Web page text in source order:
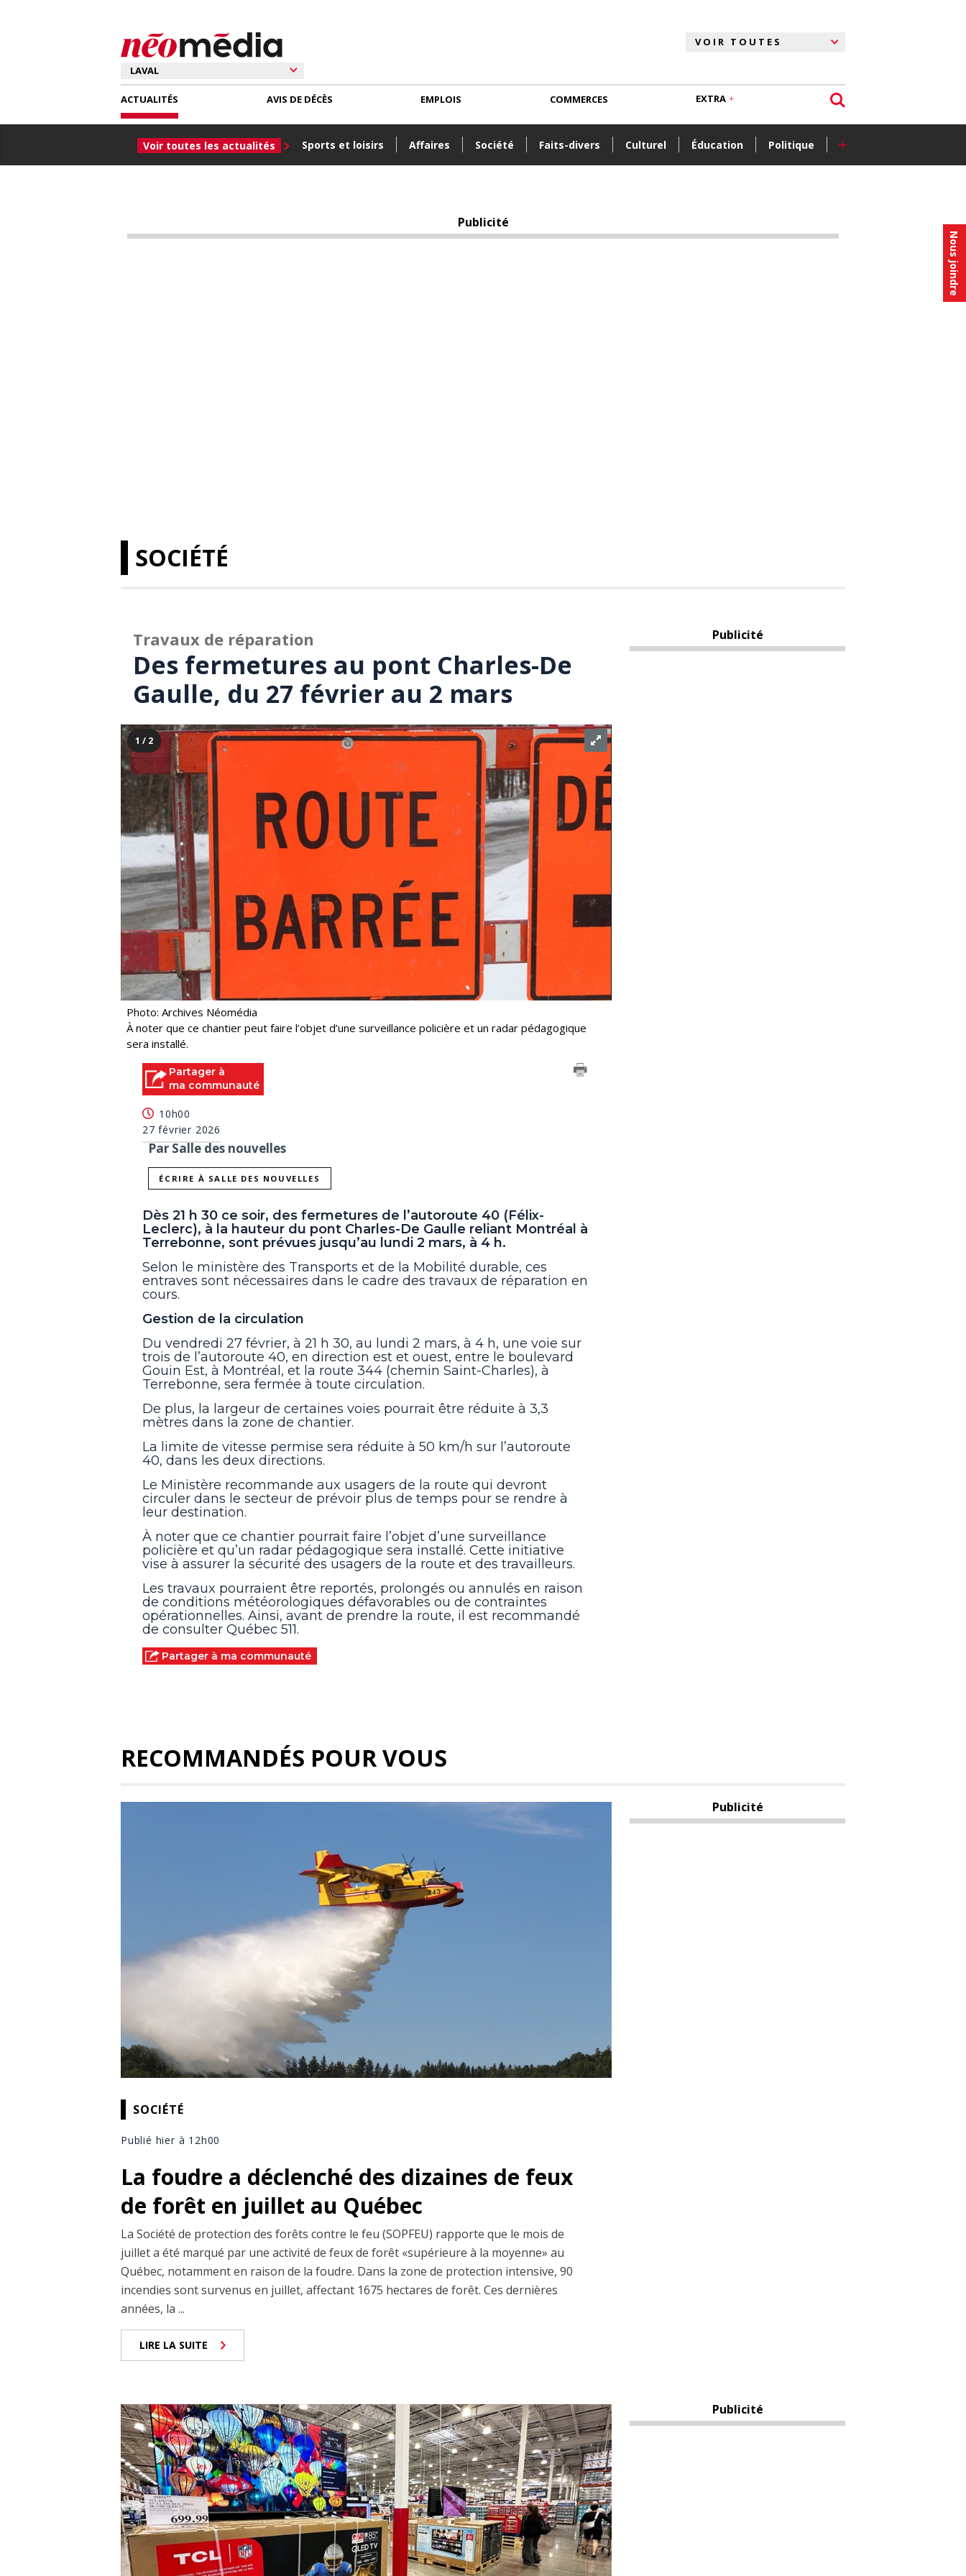
Nous joindre
ACTUALITÉS
Voir toutes les actualités Sports et loisirs Affaires Société Faits-divers Culturel Éducation Politique +
AVIS DE DÉCÈS EMPLOIS COMMERCES EXTRA
Publicité
SOCIÉTÉ
Travaux de réparation
Des fermetures au pont Charles-De
Gaulle, du 27 février au 2 mars
1 / 2
Photo: Archives Néomédia
À noter que ce chantier peut faire l’objet d’une surveillance policière et un radar pédagogique
sera installé.
Partager à
ma communauté
10h00
27 février 2026
Par Salle des nouvelles
ÉCRIRE À SALLE DES NOUVELLES
Dès 21 h 30 ce soir, des fermetures de l’autoroute 40 (Félix-
Leclerc), à la hauteur du pont Charles-De Gaulle reliant Montréal à
Terrebonne, sont prévues jusqu’au lundi 2 mars, à 4 h.
Selon le ministère des Transports et de la Mobilité durable, ces
entraves sont nécessaires dans le cadre des travaux de réparation en
cours.
Gestion de la circulation
Du vendredi 27 février, à 21 h 30, au lundi 2 mars, à 4 h, une voie sur
trois de l’autoroute 40, en direction est et ouest, entre le boulevard
Gouin Est, à Montréal, et la route 344 (chemin Saint-Charles), à
Terrebonne, sera fermée à toute circulation.
De plus, la largeur de certaines voies pourrait être réduite à 3,3
mètres dans la zone de chantier.
La limite de vitesse permise sera réduite à 50 km/h sur l’autoroute
40, dans les deux directions.
Le Ministère recommande aux usagers de la route qui devront
circuler dans le secteur de prévoir plus de temps pour se rendre à
leur destination.
À noter que ce chantier pourrait faire l’objet d’une surveillance
policière et qu’un radar pédagogique sera installé. Cette initiative
vise à assurer la sécurité des usagers de la route et des travailleurs.
Les travaux pourraient être reportés, prolongés ou annulés en raison
de conditions météorologiques défavorables ou de contraintes
opérationnelles. Ainsi, avant de prendre la route, il est recommandé
de consulter Québec 511.
Partager à ma communauté
Publicité
RECOMMANDÉS POUR VOUS
SOCIÉTÉ
Publié hier à 12h00
La foudre a déclenché des dizaines de feux
de forêt en juillet au Québec
La Société de protection des forêts contre le feu (SOPFEU) rapporte que le mois de
juillet a été marqué par une activité de feux de forêt «supérieure à la moyenne» au
Québec, notamment en raison de la foudre. Dans la zone de protection intensive, 90
incendies sont survenus en juillet, affectant 1675 hectares de forêt. Ces dernières
années, la ...
LIRE LA SUITE
Publicité
Publicité